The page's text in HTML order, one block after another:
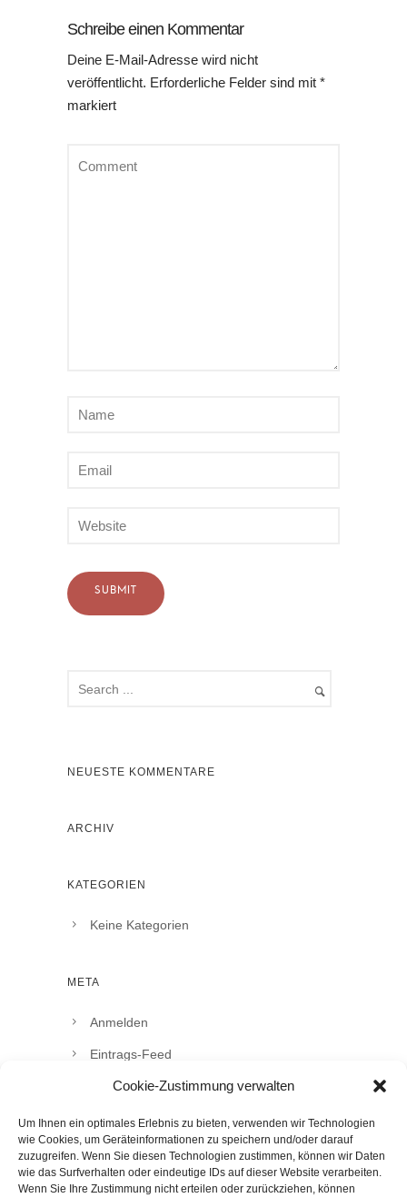
Cookie-Zustimmung verwalten
Um Ihnen ein optimales Erlebnis zu bieten, verwenden wir Technologien
wie Cookies, um Geräteinformationen zu speichern und/oder darauf
zuzugreifen. Wenn Sie diesen Technologien zustimmen, können wir Daten
wie das Surfverhalten oder eindeutige IDs auf dieser Website verarbeiten.
Wenn Sie Ihre Zustimmung nicht erteilen oder zurückziehen, können
Schreibe einen Kommentar
Deine E-Mail-Adresse wird nicht
veröffentlicht. Erforderliche Felder sind mit *
markiert
NEUESTE KOMMENTARE
ARCHIV
KATEGORIEN
Keine Kategorien
META
Anmelden
Eintrags-Feed
Kommentar-Feed
WordPress.org